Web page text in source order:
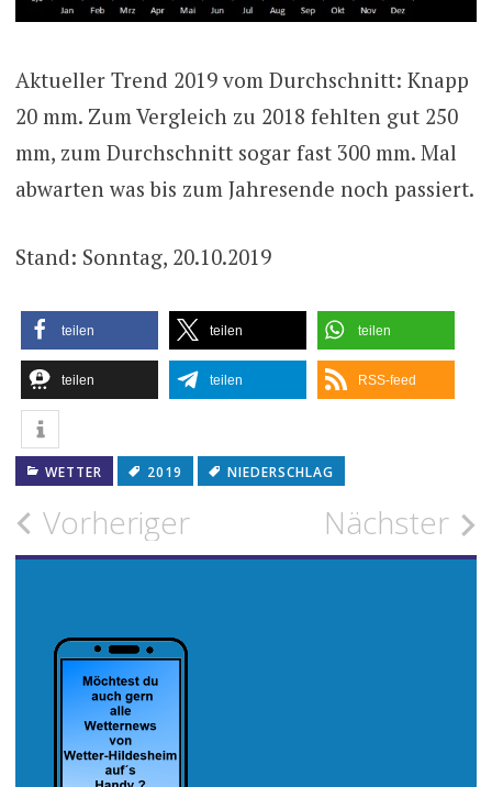
Aktueller Trend 2019 vom Durchschnitt: Knapp
20 mm. Zum Vergleich zu 2018 fehlten gut 250
mm, zum Durchschnitt sogar fast 300 mm. Mal
abwarten was bis zum Jahresende noch passiert.
Stand: Sonntag, 20.10.2019
teilen teilen teilen
teilen teilen RSS-feed
WETTER 2019 NIEDERSCHLAG
Beitragsnavigation
Vorheriger Nächster